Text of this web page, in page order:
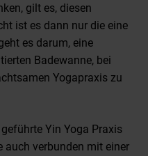
gilt es, diesen
ist es dann nur die eine
es darum, eine
Badewanne, bei
Yogapraxis zu
Yin Yoga Praxis
auch verbunden mit einer